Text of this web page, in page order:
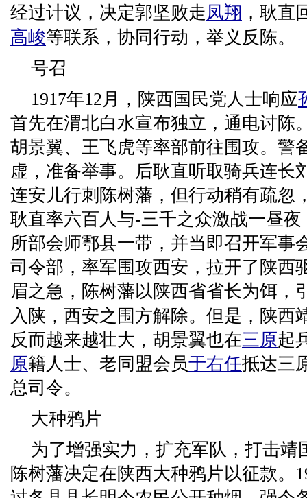
经过计议，决定郭坚败走凤翔 ，耿直
高峻等联系，协同行动，举义反陈。
号召
1917年12月，陕西国民党人士响应
首先在渭北白水宣布独立，通电讨陈
胡景翼、王飞虎等率部前往围攻。警
虚，准备举事。后耿直听取骑兵连长
连安儿行刺陈树藩，但行动稍有疏忽
耿直率六百人与-三千之众激战一昼
所部会师鄠县一带，并当即召开军事
司令部，率军围攻西安，拉开了陕西
眉之急，陈树藩以陕西省省长为饵，
入陕，西安之围方解除。但是，陕西
反而越来越壮大，胡景翼也在三原起
原籍人士、老同盟会员于右任抵达三
总司令。
大种鸦片
为了增强实力，扩充军队，打击靖
陈树藩决定在陕西大种鸦片以征款。